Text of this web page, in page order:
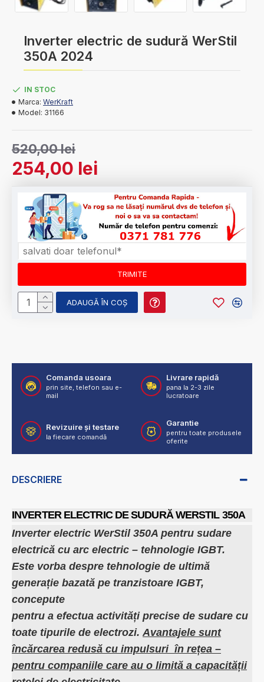
Inverter electric de sudură WerStil
350A 2024
520,00 lei
254,00 lei
IN STOC
Marca: WerKraft
Model: 31166
ADAUGĂ ÎN COŞ
Comanda usoara
prin site, telefon sau e-
mail
Livrare rapidă
pana la 2-3 zile
lucratoare
Revizuire și testare
la fiecare comandă
Garantie
pentru toate produsele
oferite
DESCRIERE
INVERTER ELECTRIC DE SUDURĂ WERSTIL 350A
Inverter electric WerStil 350A pentru sudare
electrică cu arc electric – tehnologie IGBT.
Este vorba despre tehnologie de ultimă
generație bazată pe tranzistoare IGBT,
concepute
pentru a efectua activități precise de sudare cu
toate tipurile de electrozi. Avantajele sunt
încărcarea redusă cu impulsuri în rețea –
pentru companiile care au o limită a capacității